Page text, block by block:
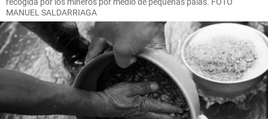
MANUEL SALDARRIAGA